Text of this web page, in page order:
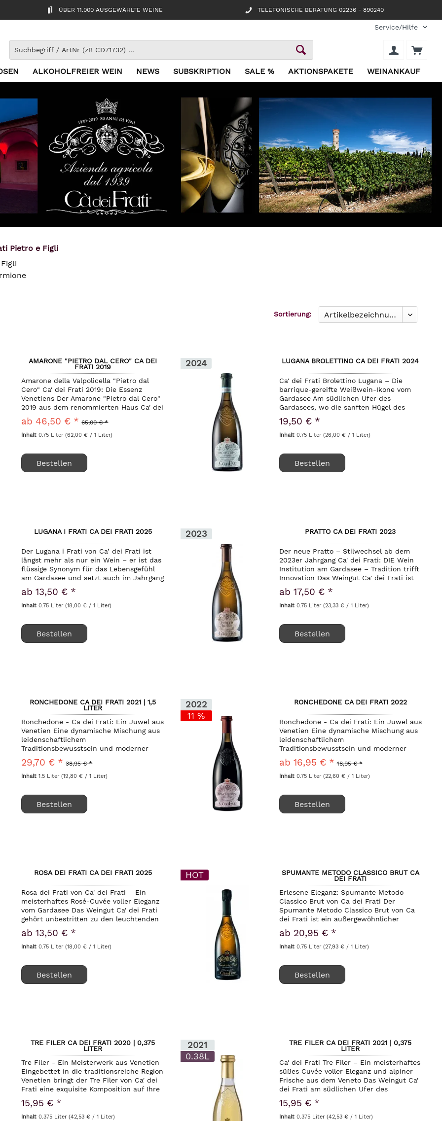
ÜBER 11.000 AUSGEWÄHLTE WEINE TELEFONISCHE BERATUNG 02236 - 890240
Service/Hilfe
ALKOHOLFREIER WEIN NEWS SUBSKRIPTION SALE % AKTIONSPAKETE WEINANKAUF
Pietro e Figli
Sortierung:
AMARONE "PIETRO DAL CERO" CA DEI
FRATI 2019
Amarone della Valpolicella "Pietro dal
Cero" Ca' dei Frati 2019: Die Essenz
Venetiens Der Amarone "Pietro dal Cero"
2019 aus dem renommierten Haus Ca' dei
Frati ist weit mehr als nur ein Wein – er
ist eine tief empfundene Hommage an
die...
ab 46,50 € * 65,00 € *
Inhalt0.75 Liter(62,00 € / 1 Liter)
Bestellen
2024 LUGANA BROLETTINO CA DEI FRATI 2024
Ca' dei Frati Brolettino Lugana – Die
barrique-gereifte Weißwein-Ikone vom
Gardasee Am südlichen Ufer des
Gardasees, wo die sanften Hügel des
Veneto auf das spezifische Mikroklima
des Sees treffen, liegt die Wiege eines
der...
19,50 € *
Inhalt 0.75 Liter (26,00 € / 1 Liter)
Bestellen
LUGANA I FRATI CA DEI FRATI 2025
Der Lugana i Frati von Ca’ dei Frati ist
längst mehr als nur ein Wein – er ist das
flüssige Synonym für das Lebensgefühl
am Gardasee und setzt auch im Jahrgang
2025 die Maßstäbe für eine ganze Region.
Das Weingut der Familie Dal Cero,...
ab 13,50 € *
Inhalt0.75 Liter(18,00 € / 1 Liter)
Bestellen
2023 PRATTO CA DEI FRATI 2023
Der neue Pratto – Stilwechsel ab dem
2023er Jahrgang Ca' dei Frati: DIE Wein
Institution am Gardasee – Tradition trifft
Innovation Das Weingut Ca' dei Frati ist
ein echter No Brainer am Südufer des
Gardasees und untrennbar mit dem...
ab 17,50 € *
Inhalt 0.75 Liter (23,33 € / 1 Liter)
Bestellen
RONCHEDONE CA DEI FRATI 2021 | 1,5
LITER
Ronchedone - Ca dei Frati: Ein Juwel aus
Venetien Eine dynamische Mischung aus
leidenschaftlichem
Traditionsbewusstsein und moderner
Eleganz erwartet Sie mit dem
Ronchedone von Ca dei Frati. Dieser
eindrucksvolle Rotwein aus der Gegend...
29,70 € * 38,95 € *
Inhalt1.5 Liter(19,80 € / 1 Liter)
Bestellen
2022
11 %
RONCHEDONE CA DEI FRATI 2022
Ronchedone - Ca dei Frati: Ein Juwel aus
Venetien Eine dynamische Mischung aus
leidenschaftlichem
Traditionsbewusstsein und moderner
Eleganz erwartet Sie mit dem
Ronchedone von Ca dei Frati. Dieser
eindrucksvolle Rotwein aus der Gegend...
ab 16,95 € * 18,95 € *
Inhalt 0.75 Liter (22,60 € / 1 Liter)
Bestellen
ROSA DEI FRATI CA DEI FRATI 2025
Rosa dei Frati von Ca' dei Frati – Ein
meisterhaftes Rosé-Cuvée voller Eleganz
vom Gardasee Das Weingut Ca' dei Frati
gehört unbestritten zu den leuchtenden
Sternen am Südufer des Gardasees und
hat die Weinlandschaft des Veneto...
ab 13,50 € *
Inhalt0.75 Liter(18,00 € / 1 Liter)
Bestellen
HOT SPUMANTE METODO CLASSICO BRUT CA
DEI FRATI
Erlesene Eleganz: Spumante Metodo
Classico Brut von Ca dei Frati Der
Spumante Metodo Classico Brut von Ca
dei Frati ist ein außergewöhnlicher
Schaumwein, der Kenner und Genießer
gleichermaßen begeistert. Mit
unnachahmlicher Präzision...
ab 20,95 € *
Inhalt 0.75 Liter (27,93 € / 1 Liter)
Bestellen
TRE FILER CA DEI FRATI 2020 | 0,375
LITER
Tre Filer - Ein Meisterwerk aus Venetien
Eingebettet in die traditionsreiche Region
Venetien bringt der Tre Filer von Ca' dei
Frati eine exquisite Komposition auf Ihre
Zunge, die selbst den anspruchsvollsten
Gaumen begeistert. Der Tre...
15,95 € *
Inhalt0.375 Liter(42,53 € / 1 Liter)
2021
0.38L
TRE FILER CA DEI FRATI 2021 | 0,375
LITER
Ca' dei Frati Tre Filer – Ein meisterhaftes
süßes Cuvée voller Eleganz und alpiner
Frische aus dem Veneto Das Weingut Ca'
dei Frati am südlichen Ufer des
Gardasees gehört zweifellos zu den
renommiertesten Adressen Italiens. Mit
einer...
15,95 € *
Inhalt 0.375 Liter (42,53 € / 1 Liter)